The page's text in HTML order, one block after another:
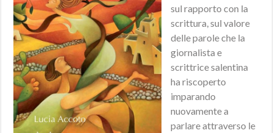
sul rapporto con la
scrittura, sul valore
delle parole che la
giornalista e
scrittrice salentina
ha riscoperto
imparando
nuovamente a
parlare attraverso le